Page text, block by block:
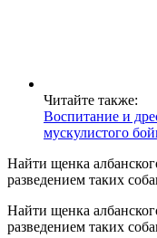
Читайте также:
Воспитание и
мускулистого
Найти щенка
разведением таких
Найти щенка
разведением таких